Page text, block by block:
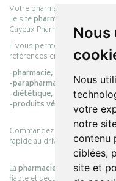
Nous
Nous
votre
notre
contenu
ciblées,
site et
Votre pharmacie en ligne :
Le sitepharmacie-cayeux.fr
Cayeux Pharmabest Berck-
Il vous permet de réaliser
références en :
-pharmacie,
-parapharmacie,
-diététique,
-produits vétérinaires.
Commandez simplement vos
rapide au drive ou la
Lapharmacie Cayeux